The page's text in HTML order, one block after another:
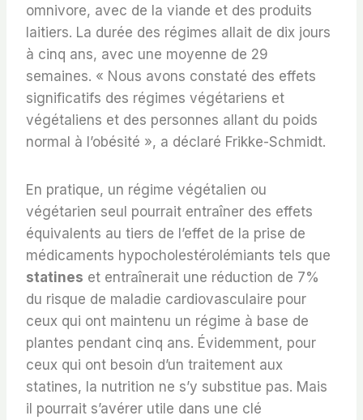
omnivore, avec de la viande et des produits
laitiers. La durée des régimes allait de dix jours
à cinq ans, avec une moyenne de 29
semaines. « Nous avons constaté des effets
significatifs des régimes végétariens et
végétaliens et des personnes allant du poids
normal à l’obésité », a déclaré Frikke-Schmidt.
En pratique, un régime végétalien ou
végétarien seul pourrait entraîner des effets
équivalents au tiers de l’effet de la prise de
médicaments hypocholestérolémiants tels que
statines et entraînerait une réduction de 7%
du risque de maladie cardiovasculaire pour
ceux qui ont maintenu un régime à base de
plantes pendant cinq ans. Évidemment, pour
ceux qui ont besoin d’un traitement aux
statines, la nutrition ne s’y substitue pas. Mais
il pourrait s’avérer utile dans une clé